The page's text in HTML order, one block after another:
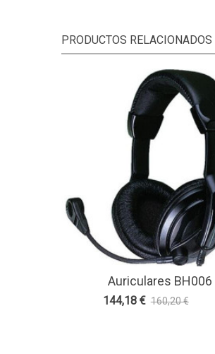
PRODUCTOS RELACIONADOS
Ver Más
Auriculares BH006
144,18 € 160,20 €